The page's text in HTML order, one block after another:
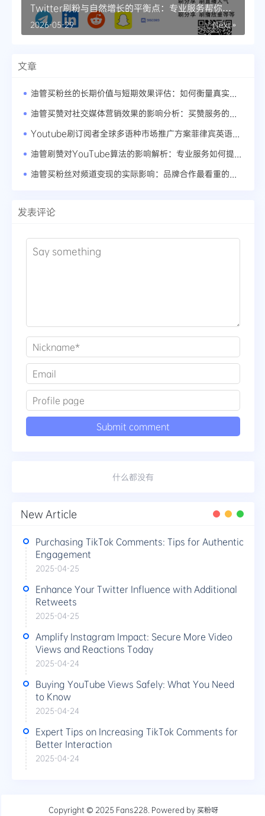
Twitter刷粉与自然增长的平衡点：专业服务帮你节
省时间与成本
Next »
2026-05-29
文章
发表评论
什么都没有
New Article
Purchasing TikTok Comments: Tips for Authentic
Engagement
2025-04-25
Enhance Your Twitter Influence with Additional
Retweets
2025-04-25
Amplify Instagram Impact: Secure More Video
Views and Reactions Today
2025-04-24
Buying YouTube Views Safely: What You Need
to Know
2025-04-24
Expert Tips on Increasing TikTok Comments for
Better Interaction
2025-04-24
Copyright © 2025 Fans228 . Powered by买粉呀